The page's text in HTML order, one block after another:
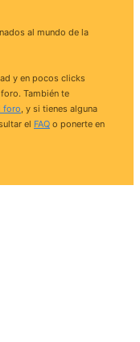
al mundo de la
y en pocos clicks
También te
foro, y si tienes alguna
el FAQ o ponerte en